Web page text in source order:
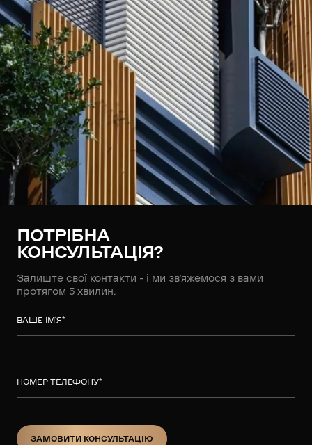
ПОТРІБНА
КОНСУЛЬТАЦІЯ?
Залиште свої контакти - і ми зв’яжемося з вами
протягом 5 хвилин.
ВАШЕ ІМ’Я*
НОМЕР ТЕЛЕФОНУ*
ЗАМОВИТИ КОНСУЛЬТАЦІЮ